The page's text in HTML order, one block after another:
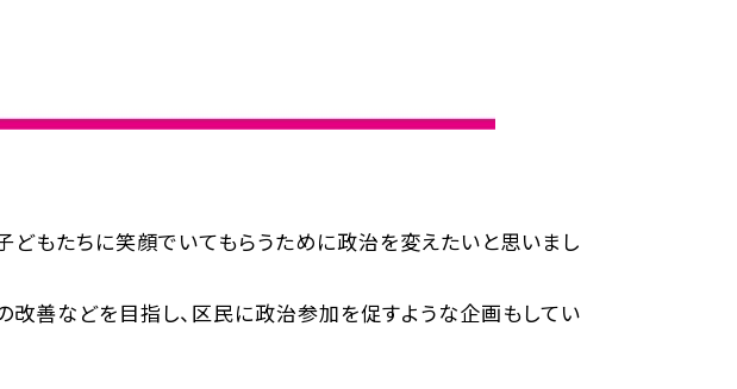
もたちに笑顔でいてもらうために政治を変えたいと思いまし
善などを目指し、区民に政治参加を促すような企画もしてい